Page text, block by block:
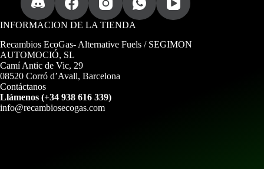
INFORMACION DE LA TIENDA
Recambios EcoGas- Alternative Fuels / SEGIMON
AUTOMOCIÓ, SL
Camí Antic de Vic, 29
08520 Corró d’Avall, Barcelona
Contáctanos
Llámenos (+34 938 616 339)
info@recambiosecogas.com